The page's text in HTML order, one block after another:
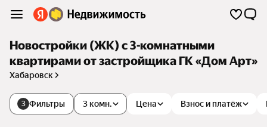
Новостройки (ЖК) с 3-комнатными
квартирами от застройщика ГК «Дом Арт»
Хабаровск
3 Фильтры Цена Взнос и платёж
3 комн.